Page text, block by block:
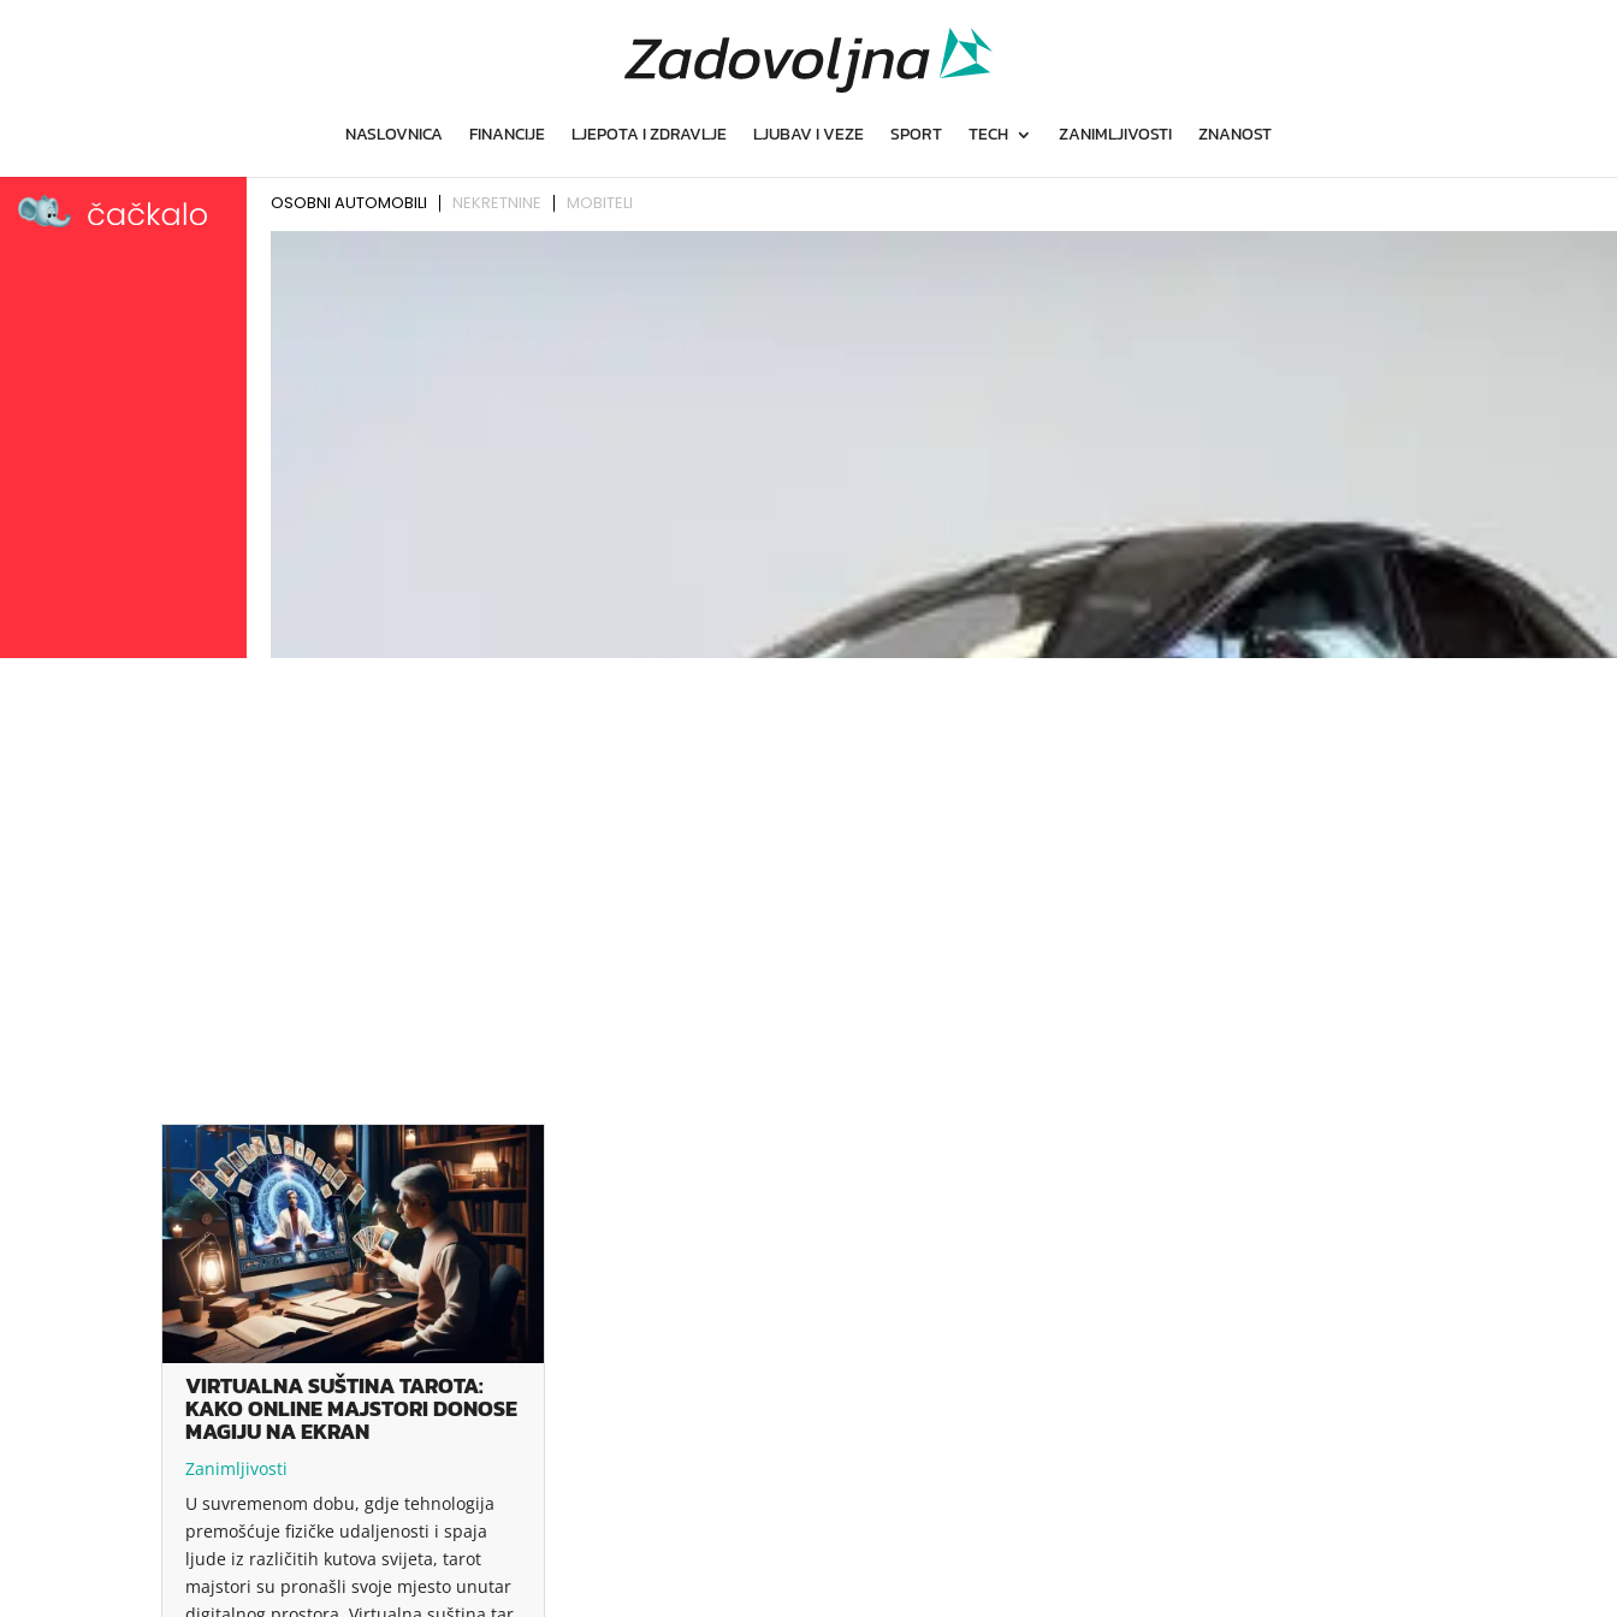
NASLOVNICA FINANCIJE LJEPOTA I ZDRAVLJE LJUBAV I VEZE SPORT TECH ZANIMLJIVOSTI ZNANOST
VIRTUALNA SUŠTINA TAROTA:
KAKO ONLINE MAJSTORI DONOSE
MAGIJU NA EKRAN
Zanimljivosti
U suvremenom dobu, gdje tehnologija
premošćuje fizičke udaljenosti i spaja
ljude iz različitih kutova svijeta, tarot
majstori su pronašli svoje mjesto unutar